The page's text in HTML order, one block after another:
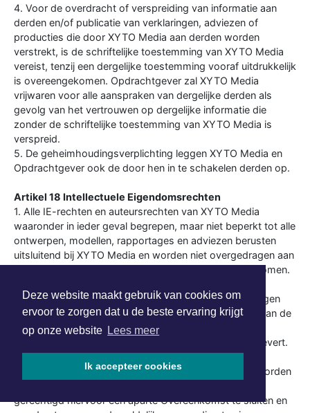
Deze website maakt gebruik van cookies om
ervoor te zorgen dat u de beste ervaring krijgt
op onze website Lees meer
Ik accepteer cookies
4. Voor de overdracht of verspreiding van informatie aan
derden en/of publicatie van verklaringen, adviezen of
producties die door XYTO Media aan derden worden
verstrekt, is de schriftelijke toestemming van XYTO Media
vereist, tenzij een dergelijke toestemming vooraf uitdrukkelijk
is overeengekomen. Opdrachtgever zal XYTO Media
vrijwaren voor alle aanspraken van dergelijke derden als
gevolg van het vertrouwen op dergelijke informatie die
zonder de schriftelijke toestemming van XYTO Media is
verspreid.
5. De geheimhoudingsverplichting leggen XYTO Media en
Opdrachtgever ook de door hen in te schakelen derden op.
Artikel 18 Intellectuele Eigendomsrechten
1. Alle IE-rechten en auteursrechten van XYTO Media
waaronder in ieder geval begrepen, maar niet beperkt tot alle
ontwerpen, modellen, rapportages en adviezen berusten
uitsluitend bij XYTO Media en worden niet overgedragen aan
Opdrachtgever tenzij uitdrukkelijk anders overeengekomen.
berusten bij Opdrachtgever en worden niet overgedragen
aan XYTO Media. XYTO Media verkrijgt ten behoeve van de
uitvoering van de Overeenkomst een onherroepelijk
gebruiksrecht van al hetgeen dat Opdrachtgever aanlevert.
2. Indien overeengekomen is dat één of meerdere van
voorgenoemde zaken c.q. werken van XYTO Media worden
gerechtigd hiervoor een aparte Overeenkomst te sluiten en